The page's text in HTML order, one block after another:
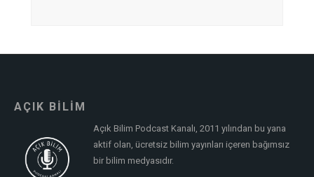
AÇIK BİLİM
Açık Bilim Podcast Kanalı, 2011 yılından bu yana
aktif olan, ücretsiz bilim yayınları içeren bağımsız
bir bilim medyasıdır.